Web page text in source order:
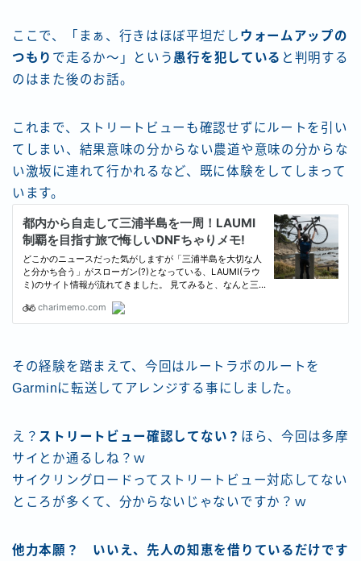
ここで、「まぁ、行きはほぼ平坦だし ウォームアップの
つもり で走るか～」という 愚行を犯している と判明する
のはまた後のお話。
これまで、ストリートビューも確認せずにルートを引い
てしまい、結果意味の分からない農道や意味の分からな
い激坂に連れて行かれるなど、既に体験をしてしまって
います。
その経験を踏まえて、今回はルートラボのルートを
Garminに転送してアレンジする事にしました。
え？ ストリートビュー確認してない？ ほら、今回は多摩
サイとか通るしね？ｗ
サイクリングロードってストリートビュー対応してない
ところが多くて、分からないじゃないですか？ｗ
他力本願？ いいえ、先人の知恵を借りているだけです